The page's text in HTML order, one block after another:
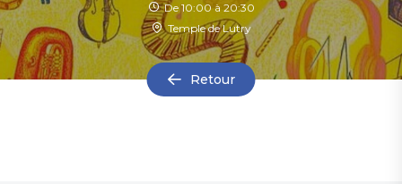
De 10:00 à 20:30
Temple de Lutry
Retour